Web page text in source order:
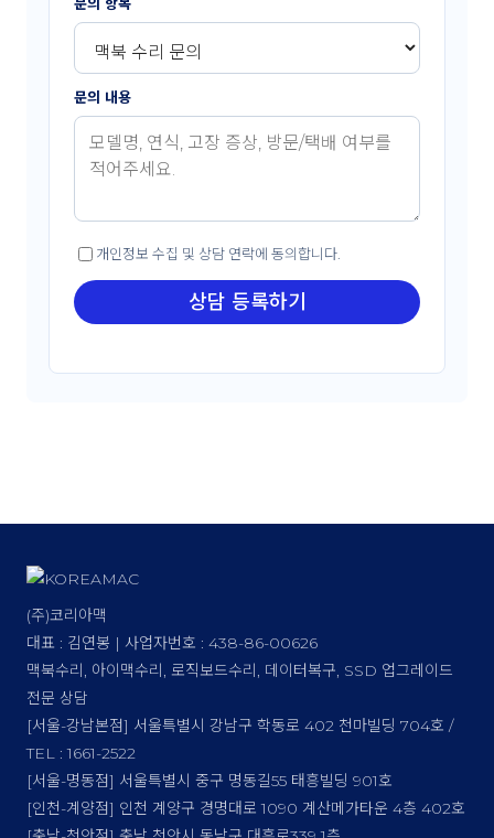
문의 내용
개인정보 수집 및 상담 연락에 동의합니다.
상담 등록하기
(주)코리아맥
대표 : 김연봉 | 사업자번호 : 438-86-00626
맥북수리, 아이맥수리, 로직보드수리, 데이터복구, SSD 업그레이드
전문 상담
[서울-강남본점] 서울특별시 강남구 학동로 402 천마빌딩 704호 /
TEL : 1661-2522
[서울-명동점] 서울특별시 중구 명동길55 태흥빌딩 901호
[인천-계양점] 인천 계양구 경명대로 1090 계산메가타운 4층 402호